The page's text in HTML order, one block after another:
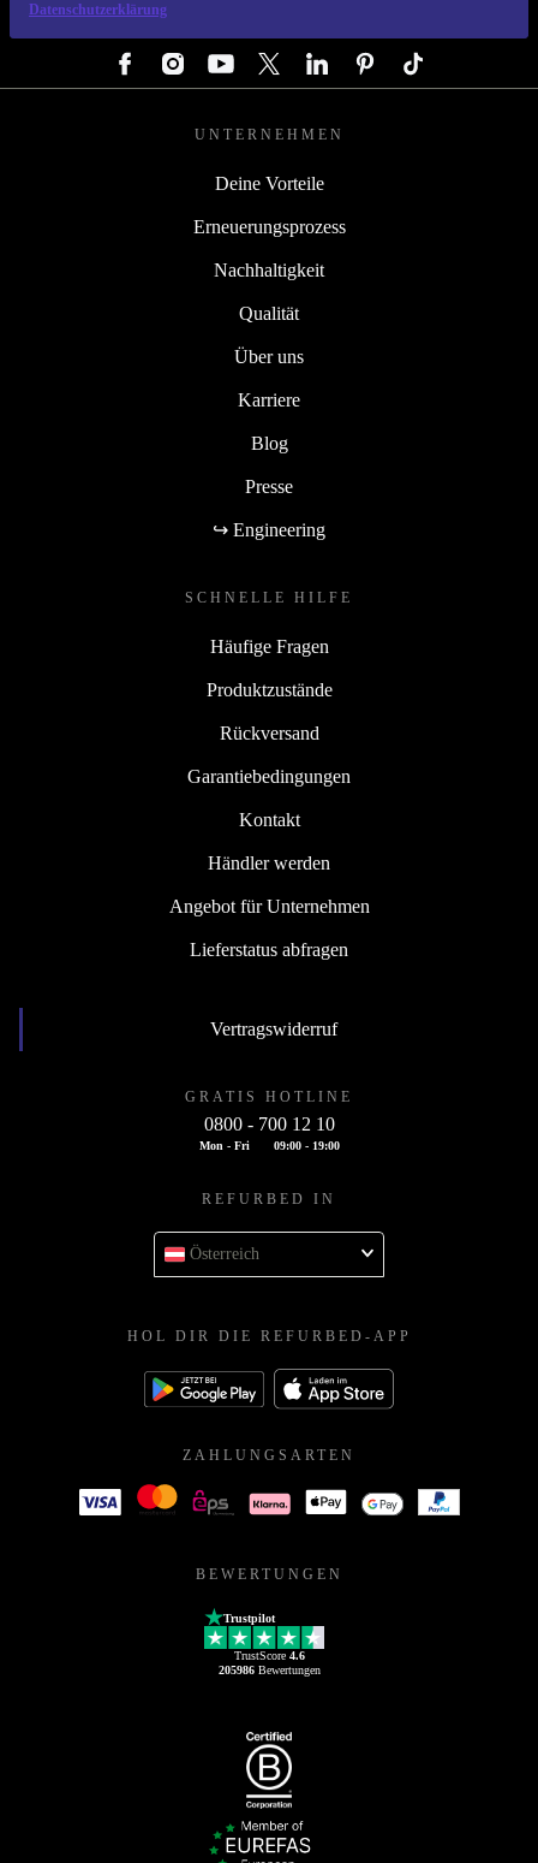
Datenschutzerklärung
UNTERNEHMEN
Deine Vorteile
Erneuerungsprozess
Nachhaltigkeit
Qualität
Über uns
Karriere
Blog
Presse
↪ Engineering
SCHNELLE HILFE
Häufige Fragen
Produktzustände
Rückversand
Garantiebedingungen
Kontakt
Händler werden
Angebot für Unternehmen
Lieferstatus abfragen
Vertragswiderruf
GRATIS HOTLINE
0800 - 700 12 10
Mon - Fri 09:00 - 19:00
REFURBED IN
Österreich
HOL DIR DIE REFURBED-APP
ZAHLUNGSARTEN
BEWERTUNGEN
Trustpilot
TrustScore 4.6
205986Bewertungen